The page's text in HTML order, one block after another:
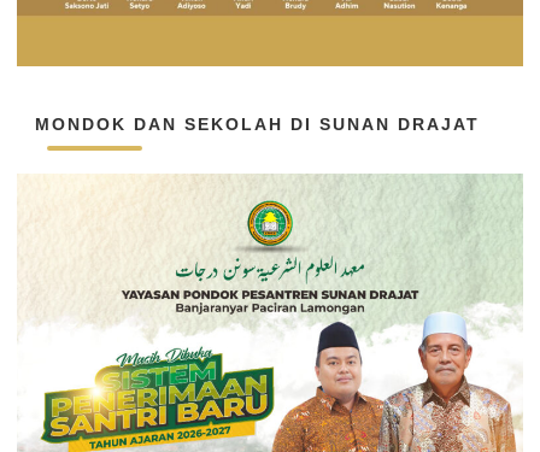
MONDOK DAN SEKOLAH DI SUNAN DRAJAT